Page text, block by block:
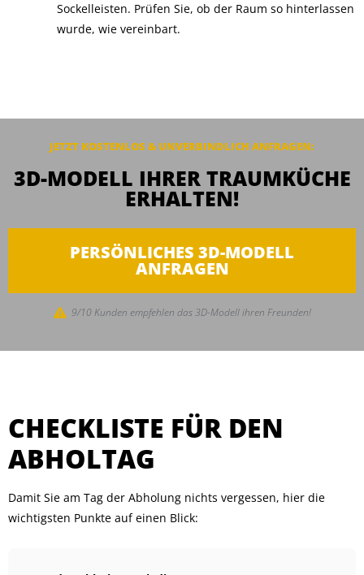
Sockelleisten. Prüfen Sie, ob der Raum so hinterlassen
wurde, wie vereinbart.
JETZT KOSTENLOS & UNVERBINDLICH ANFRAGEN:
3D-MODELL IHRER TRAUMKÜCHE
ERHALTEN!
PERSÖNLICHES 3D-MODELL
ANFRAGEN
9/10 Kunden empfehlen das 3D-Modell ihren Freunden!
CHECKLISTE FÜR DEN
ABHOLTAG
Damit Sie am Tag der Abholung nichts vergessen, hier die
wichtigsten Punkte auf einen Blick: